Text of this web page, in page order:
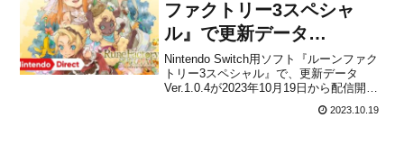
す...
ファクトリー3スペシャ
ル』で更新データ
Ver.1.0.4が2023年10月19
日から配信開始！
Nintendo Switch用ソフト『ルーンファク
トリー3スペシャル』で、更新データ
Ver.1.0.4が2023年10月19日から配信開始
た。軽微な不具合の修正に加え、BGM音
2023.10.19